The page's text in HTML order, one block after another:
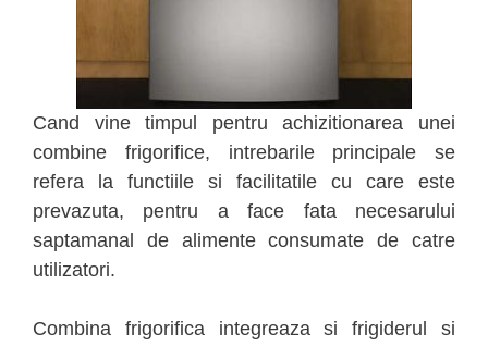
Cand vine timpul pentru achizitionarea unei
combine frigorifice, intrebarile principale se
refera la functiile si facilitatile cu care este
prevazuta, pentru a face fata necesarului
saptamanal de alimente consumate de catre
utilizatori.
Combina frigorifica integreaza si frigiderul si